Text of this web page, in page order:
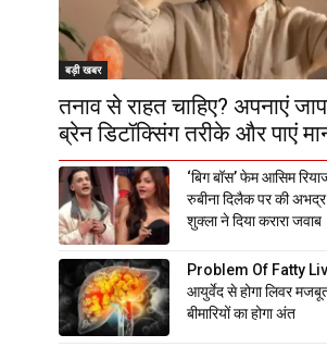
बड़ी खबर
तनाव से राहत चाहिए? अपनाएं
ब्रेन डिटॉक्सिंग तरीके और पाएं
‘बिग बॉस’ फेम आसिम
रुबीना दिलैक पर की अभद्र
शुक्ला ने दिया करारा जवाब
Problem Of Fatty
आयुर्वेद से होगा लिवर
बीमारियों का होगा अंत